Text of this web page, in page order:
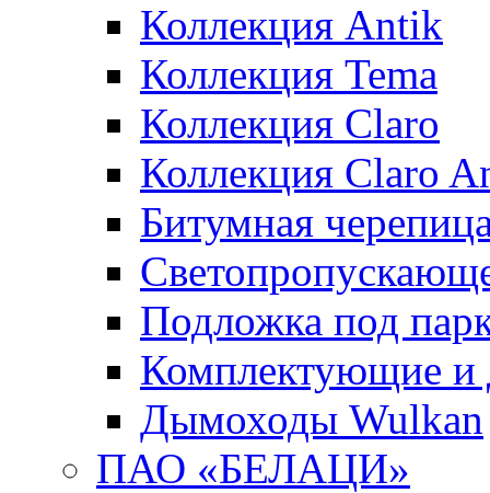
Коллекция Antik
Коллекция Tema
Коллекция Claro
Коллекция Claro
Битумная
Подложка под
Комплектующие и
Дымоходы Wulkan
ПАО «БЕЛАЦИ»